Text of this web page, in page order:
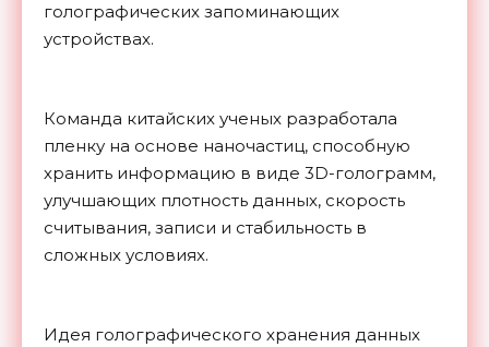
голографических запоминающих
устройствах.
Команда китайских ученых разработала
пленку на основе наночастиц, способную
хранить информацию в виде 3D-голограмм,
улучшающих плотность данных, скорость
считывания, записи и стабильность в
сложных условиях.
Идея голографического хранения данных